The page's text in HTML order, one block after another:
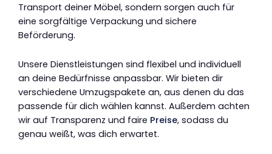
Transport deiner Möbel, sondern sorgen auch für
eine sorgfältige Verpackung und sichere
Beförderung.
Unsere Dienstleistungen sind flexibel und individuell
an deine Bedürfnisse anpassbar. Wir bieten dir
verschiedene Umzugspakete an, aus denen du das
passende für dich wählen kannst. Außerdem achten
wir auf Transparenz und faire Preise, sodass du
genau weißt, was dich erwartet.